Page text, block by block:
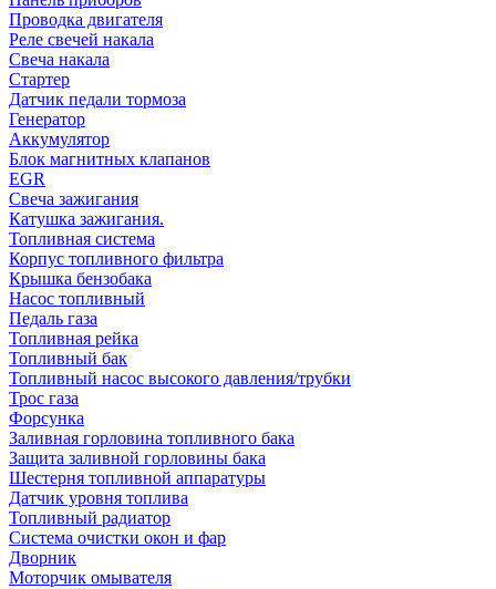
Проводка двигателя
Реле свечей накала
Свеча накала
Стартер
Датчик педали тормоза
Генератор
Аккумулятор
Блок магнитных клапанов
EGR
Свеча зажигания
Катушка зажигания.
Топливная система
Корпус топливного фильтра
Крышка бензобака
Насос топливный
Педаль газа
Топливная рейка
Топливный бак
Топливный насос высокого давления/трубки
Трос газа
Форсунка
Заливная горловина топливного бака
Защита заливной горловины бака
Шестерня топливной аппаратуры
Датчик уровня топлива
Топливный радиатор
Система очистки окон и фар
Дворник
Моторчик омывателя